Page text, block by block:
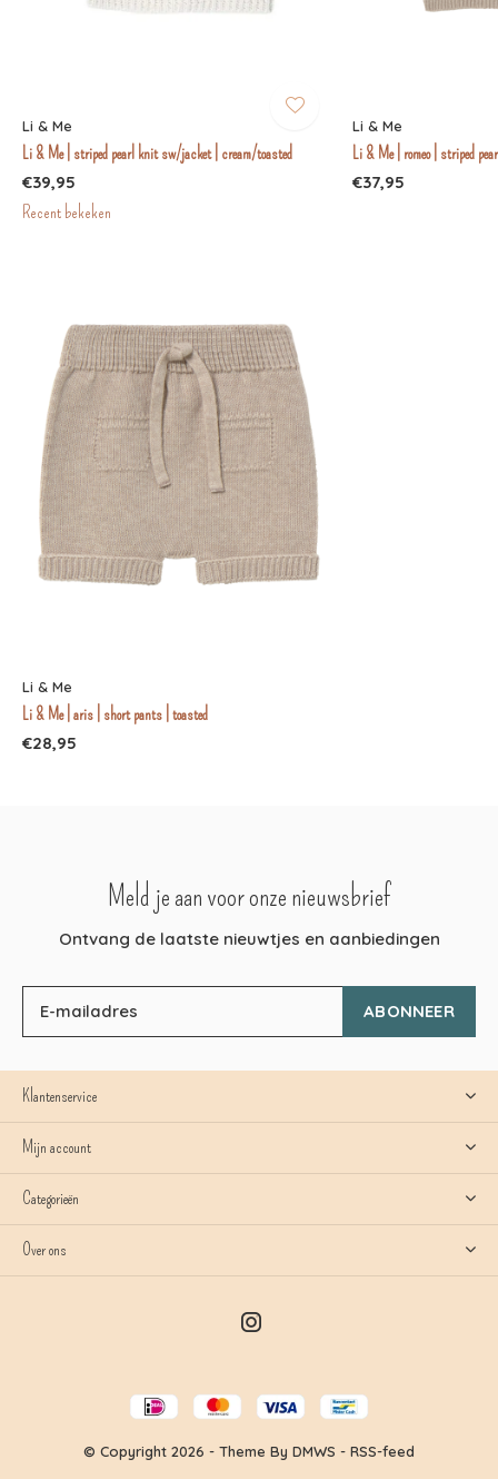
Li & Me
Li & Me | striped pearl knit sw/jacket | cream/toasted
€39,95
Li & Me
Li & Me | romeo | striped
€37,95
Recent bekeken
Li & Me
Li & Me | aris | short pants | toasted
€28,95
Meld je aan voor onze nieuwsbrief
Ontvang de laatste nieuwtjes en aanbiedingen
ABONNEER
Klantenservice
Mijn account
Categorieën
Over ons
© Copyright 2026 - Theme By DMWS - RSS-feed